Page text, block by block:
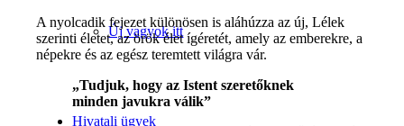
Új vagyok itt
Hivatali ügyek
A nyolcadik fejezet különösen is aláhúzza az új, Lélek
szerinti életet, az örök élet ígéretét, amely az emberekre, a
népekre és az egész teremtett világra vár.
„Tudjuk, hogy az Istent szeretőknek
minden javukra válik”